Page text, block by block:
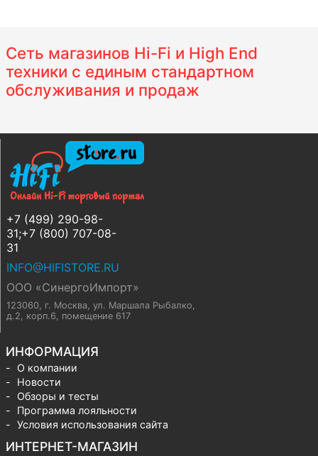
Сеть магазинов Hi-Fi и High End
техники с единым стандартном
обслуживания и продаж
+7 (499) 290-98-
31;+7 (800) 707-08-
31
INFO@HIFISTORE.RU
ООО «СинергоИмпорт»
123060, г. Москва, ул. Маршала Рыбалко,
д.2, корп.6, помещение 617
ИНФОРМАЦИЯ
О компании
Новости
Обзоры и тесты
Программа лояльности
Условия использования сайта
ИНТЕРНЕТ-МАГАЗИН